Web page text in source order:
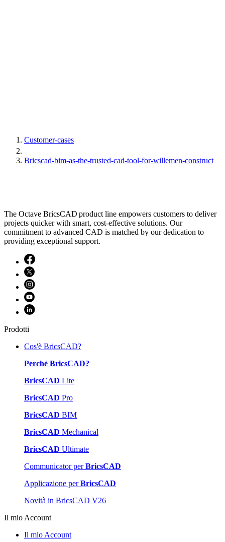
Customer-cases
Bricscad-bim-as-the-trusted-cad-tool-for-willemen-construct
The Octave BricsCAD product line empowers customers to deliver
projects quicker with smart, cost-effective solutions. Our
commitment to advanced CAD is matched by our dedication to
providing exceptional support.
Prodotti
Cos'è BricsCAD?
Perché BricsCAD?
BricsCAD Lite
BricsCAD Pro
BricsCAD BIM
BricsCAD Mechanical
BricsCAD Ultimate
Communicator perBricsCAD
Applicazione perBricsCAD
Novità in BricsCAD V26
Il mio Account
Il mio Account